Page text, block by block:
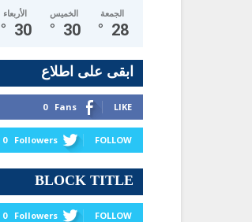
الأربعاء
30
°
الخميس
30
°
الجمعة
28
°
ابقى على اطلاع
0 Fans LIKE
0 Followers FOLLOW
BLOCK TITLE
0 Followers FOLLOW